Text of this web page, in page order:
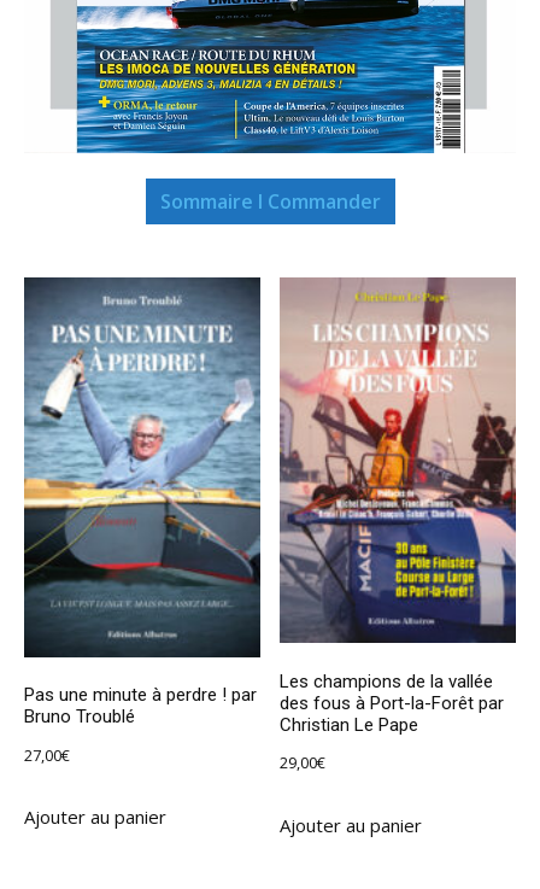
Sommaire I Commander
Pas une minute à perdre ! par
Bruno Troublé
27,00€
Ajouter au panier
Les champions de la vallée
des fous à Port-la-Forêt par
Christian Le Pape
29,00€
Ajouter au panier